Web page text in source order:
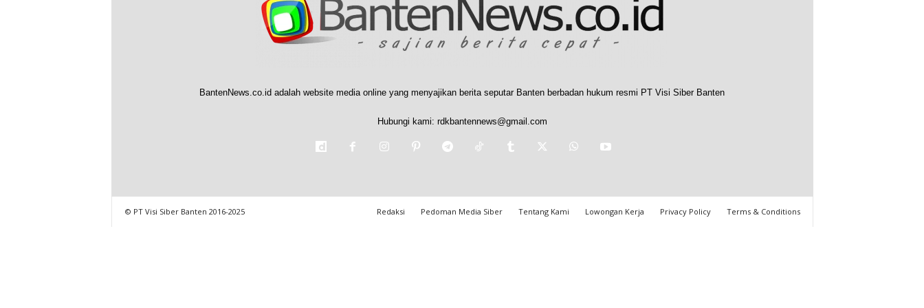
BantenNews.co.id adalah website media online yang menyajikan berita seputar Banten berbadan hukum resmi PT Visi Siber Banten
Hubungi kami: rdkbantennews@gmail.com
Redaksi Pedoman Media Siber Tentang Kami Lowongan Kerja Privacy Policy Terms & Conditions
© PT Visi Siber Banten 2016-2025